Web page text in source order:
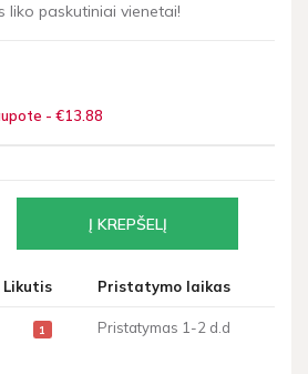
liko paskutiniai vienetai!
- €13 88
Likutis Pristatymo laikas
1 Pristatymas 1-2 d.d